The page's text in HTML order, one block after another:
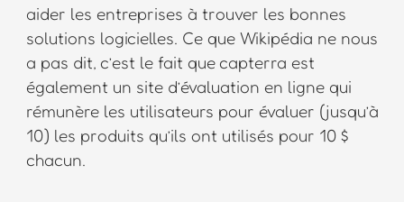
aider les entreprises à trouver les bonnes
solutions logicielles. Ce que Wikipédia ne nous
a pas dit, c’est le fait que capterra est
également un site d’évaluation en ligne qui
rémunère les utilisateurs pour évaluer (jusqu’à
10) les produits qu’ils ont utilisés pour 10 $
chacun.